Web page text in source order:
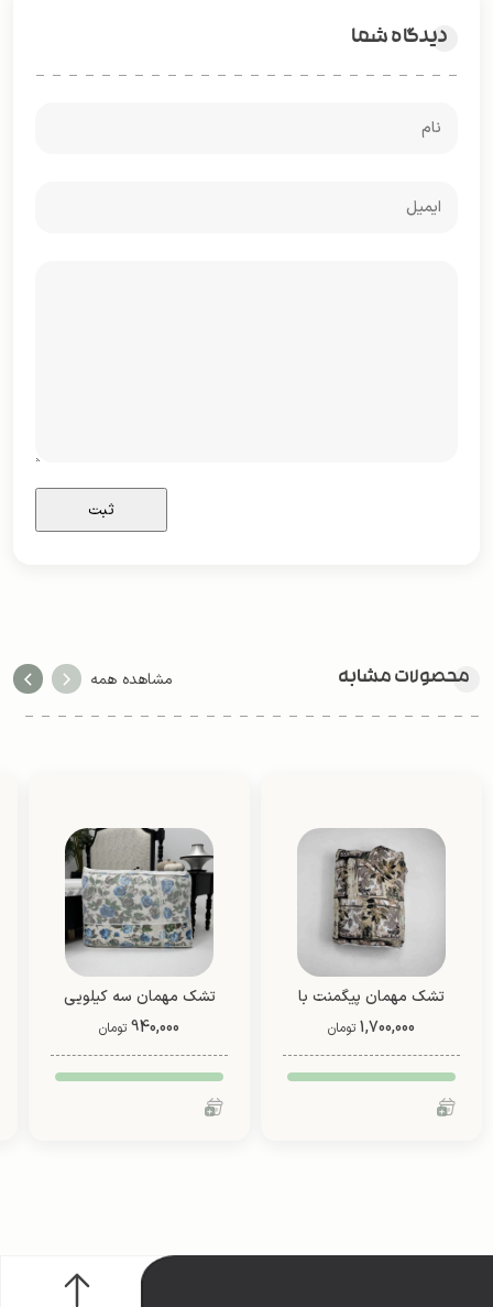
دیدگاه شما
محصولات مشابه مشاهده همه
تشک مهمان پیگمنت با
روبالشتی چهار کیلو (طرح
1)
1,700,000 تومان
تشک مهمان سه کیلویی
(طرح 3)
940,000 تومان